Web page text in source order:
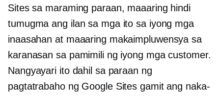
Sites sa maraming paraan, maaaring hindi
tumugma ang ilan sa mga ito sa iyong mga
inaasahan at maaaring makaimpluwensya sa
karanasan sa pamimili ng iyong mga customer.
Nangyayari ito dahil sa paraan ng
pagtatrabaho ng Google Sites gamit ang naka-